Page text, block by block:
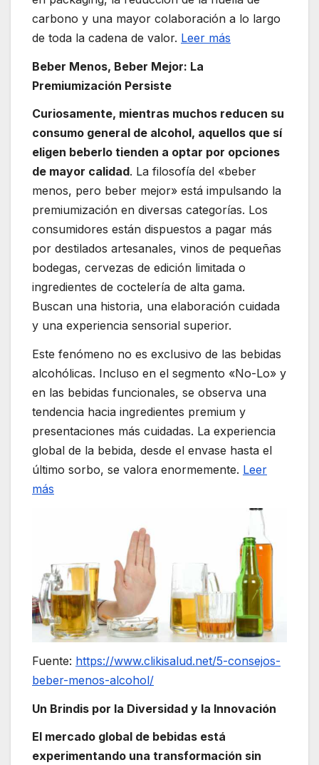
carbono y una mayor colaboración a lo largo
de toda la cadena de valor. Leer más
Beber Menos, Beber Mejor: La
Premiumización Persiste
Curiosamente, mientras muchos reducen su
consumo general de alcohol, aquellos que sí
eligen beberlo tienden a optar por opciones
de mayor calidad. La filosofía del «beber
menos, pero beber mejor» está impulsando la
premiumización en diversas categorías. Los
consumidores están dispuestos a pagar más
por destilados artesanales, vinos de pequeñas
bodegas, cervezas de edición limitada o
ingredientes de coctelería de alta gama.
Buscan una historia, una elaboración cuidada
y una experiencia sensorial superior.
Este fenómeno no es exclusivo de las bebidas
alcohólicas. Incluso en el segmento «No-Lo» y
en las bebidas funcionales, se observa una
tendencia hacia ingredientes premium y
presentaciones más cuidadas. La experiencia
global de la bebida, desde el envase hasta el
último sorbo, se valora enormemente. Leer
más
Fuente: https://www.clikisalud.net/5-consejos-
beber-menos-alcohol/
Un Brindis por la Diversidad y la Innovación
El mercado global de bebidas está
experimentando una transformación sin